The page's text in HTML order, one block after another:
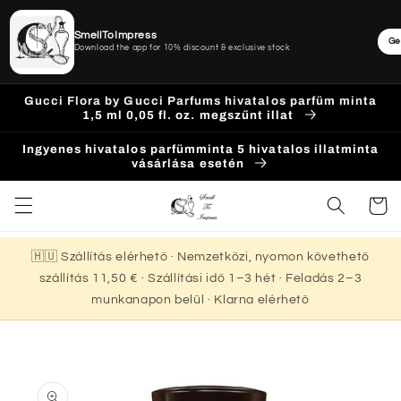
Ugrás a
tartalomhoz
Gucci Flora by Gucci Parfums hivatalos parfüm minta
1,5 ml 0,05 fl. oz. megszűnt illat
Ingyenes hivatalos parfümminta 5 hivatalos illatminta
vásárlása esetén
Kosár
🇭🇺 Szállítás elérhető · Nemzetközi, nyomon követhető
szállítás 11,50 € · Szállítási idő 1–3 hét · Feladás 2–3
munkanapon belül · Klarna elérhető
a
SmellToImpress
Download the app for 10% discount & exclusive stock